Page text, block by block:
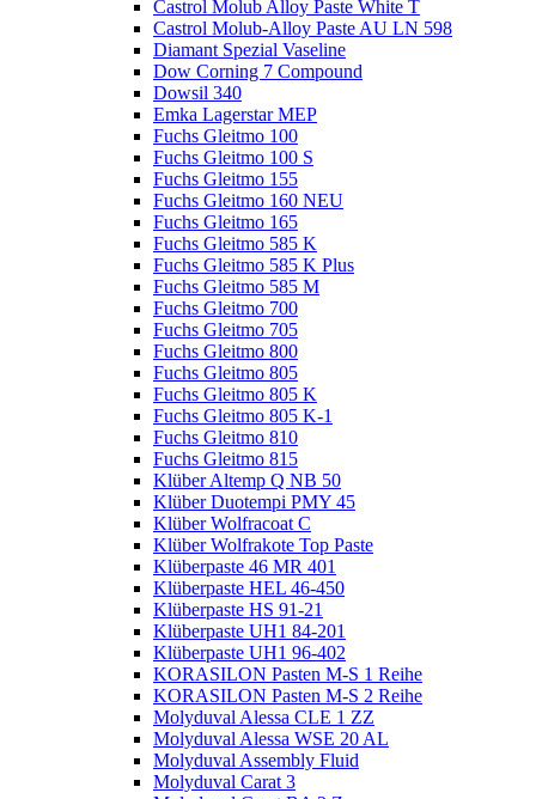
Castrol Molub Alloy Paste White T
Castrol Molub-Alloy Paste AU LN 598
Diamant Spezial Vaseline
Dow Corning 7 Compound
Dowsil 340
Emka Lagerstar MEP
Fuchs Gleitmo 100
Fuchs Gleitmo 100 S
Fuchs Gleitmo 155
Fuchs Gleitmo 160 NEU
Fuchs Gleitmo 165
Fuchs Gleitmo 585 K
Fuchs Gleitmo 585 K Plus
Fuchs Gleitmo 585 M
Fuchs Gleitmo 700
Fuchs Gleitmo 705
Fuchs Gleitmo 800
Fuchs Gleitmo 805
Fuchs Gleitmo 805 K
Fuchs Gleitmo 805 K-1
Fuchs Gleitmo 810
Fuchs Gleitmo 815
Klüber Altemp Q NB 50
Klüber Duotempi PMY 45
Klüber Wolfracoat C
Klüber Wolfrakote Top Paste
Klüberpaste 46 MR 401
Klüberpaste HEL 46-450
Klüberpaste HS 91-21
Klüberpaste UH1 84-201
Klüberpaste UH1 96-402
KORASILON Pasten M-S 1 Reihe
KORASILON Pasten M-S 2 Reihe
Molyduval Alessa CLE 1 ZZ
Molyduval Alessa WSE 20 AL
Molyduval Assembly Fluid
Molyduval Carat 3